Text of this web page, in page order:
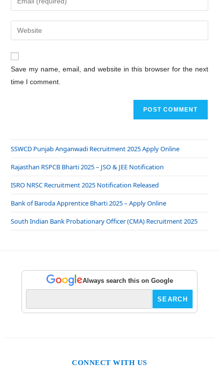
Save my name, email, and website in this browser for the next
time I comment.
SSWCD Punjab Anganwadi Recruitment 2025 Apply Online
Rajasthan RSPCB Bharti 2025 – JSO & JEE Notification
ISRO NRSC Recruitment 2025 Notification Released
Bank of Baroda Apprentice Bharti 2025 – Apply Online
South Indian Bank Probationary Officer (CMA) Recruitment 2025
Always search this on Google
CONNECT WITH US